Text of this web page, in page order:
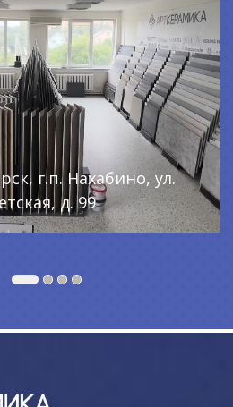
г.п. Нахабино, ул.
д. 99